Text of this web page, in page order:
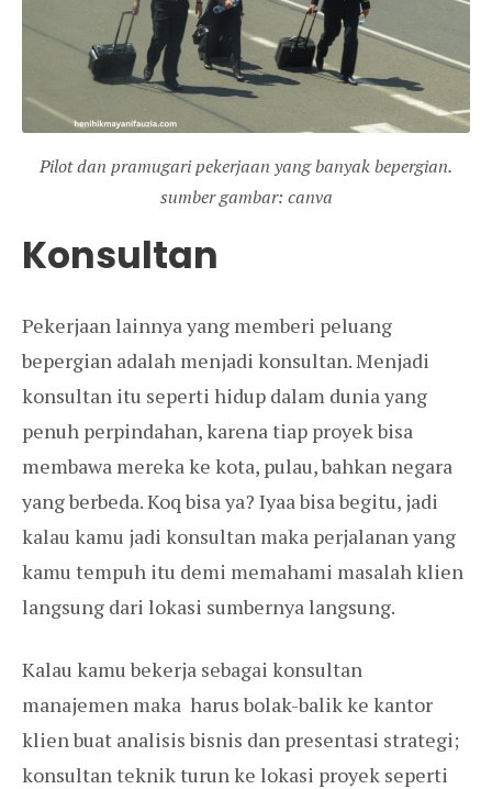
Pilot dan pramugari pekerjaan yang banyak bepergian.
sumber gambar: canva
Konsultan
Pekerjaan lainnya yang memberi peluang
bepergian adalah menjadi konsultan. Menjadi
konsultan itu seperti hidup dalam dunia yang
penuh perpindahan, karena tiap proyek bisa
membawa mereka ke kota, pulau, bahkan negara
yang berbeda. Koq bisa ya? Iyaa bisa begitu, jadi
kalau kamu jadi konsultan maka perjalanan yang
kamu tempuh itu demi memahami masalah klien
langsung dari lokasi sumbernya langsung.
Kalau kamu bekerja sebagai konsultan
manajemen maka harus bolak-balik ke kantor
klien buat analisis bisnis dan presentasi strategi;
konsultan teknik turun ke lokasi proyek seperti